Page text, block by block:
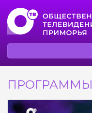
ПРОГРАММЫ